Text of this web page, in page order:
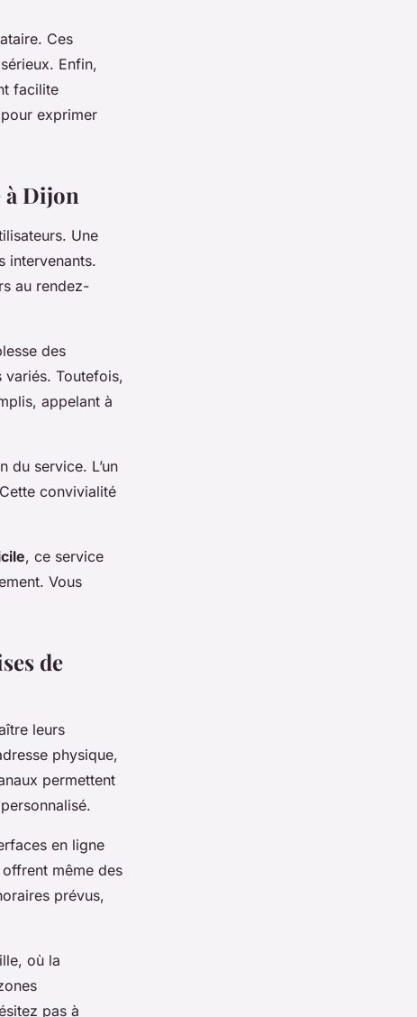
Ces
Enfin,
facilite
exprimer
à Dijon
Une
intervenants.
au rendez-
des
variés. Toutefois,
appelant à
du service. L’un
Cette convivialité
, ce service
Vous
de
leurs
physique,
permettent
en ligne
même des
prévus,
où la
pas à